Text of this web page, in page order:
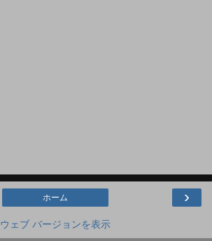
›
ホーム
ウェブ バージョンを表示